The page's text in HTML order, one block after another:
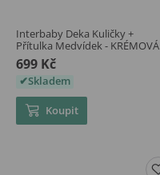
Interbaby Deka Kuličky +
Přítulka Medvídek - KRÉMOVÁ
699 Kč
Skladem
Koupit